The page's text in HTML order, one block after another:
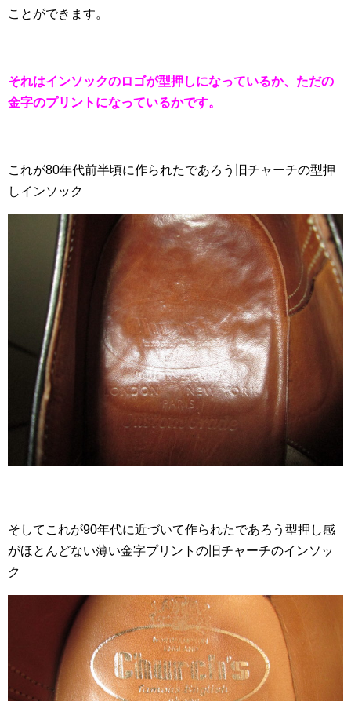
ことができます。
それはインソックのロゴが型押しになっているか、ただの
金字のプリントになっているかです。
これが80年代前半頃に作られたであろう旧チャーチの型押
しインソック
そしてこれが90年代に近づいて作られたであろう型押し感
がほとんどない薄い金字プリントの旧チャーチのインソッ
ク